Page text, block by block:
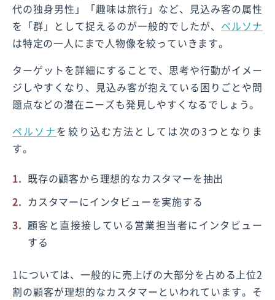
代の独身男性」「趣味は旅行」など、見込み客の属性
を「群」として捉えるのが一般的でしたが、 ペルソナ
は特定の一人にまで人物像を絞っていきます。
ターゲットを詳細にすることで、思考や行動がイメー
ジしやすくなり、見込み客が抱えている困りごとや問
題点などの潜在ニーズも発見しやすくなるでしょう。
ペルソナを絞り込む方法としては次の3つとなりま
す。
既存の顧客から理想的なカスタマーを抽出
カスタマーにインタビューを実施する
顧客と直接接している営業担当者にインタビュー
する
1については、一般的に売上げの大部分を占める上位2
割の顧客が理想的なカスタマーといわれています。そ